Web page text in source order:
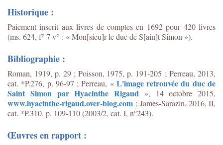
Historique :
Paiement inscrit aux livres de comptes en 1692 pour 420 livres
(ms. 624, f° 7 v° : « Mon[sieu]r le duc de S[ain]t Simon »).
Bibliographie :
Roman, 1919, p. 29 ; Poisson, 1975, p. 191-205 ; Perreau, 2013,
cat. *P.276, p. 96-97 ; Perreau, « L'image retrouvée du duc de
Saint Simon par Hyacinthe Rigaud », 14 octobre 2015,
www.hyacinthe-rigaud.over-blog.com ; James-Sarazin, 2016, II,
cat. *P.310, p. 109-110 (2003/2, cat. I, n°243).
Œuvres en rapport :